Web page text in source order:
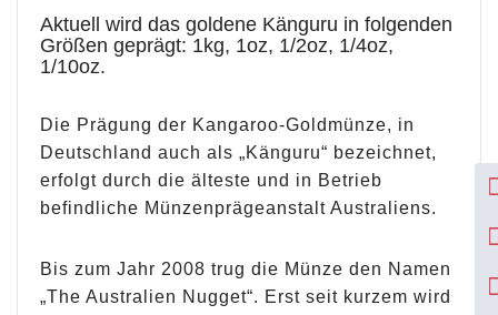
Aktuell wird das goldene Känguru in folgenden
Größen geprägt: 1kg, 1oz, 1/2oz, 1/4oz,
1/10oz.
Die Prägung der Kangaroo-Goldmünze, in
Deutschland auch als „Känguru“ bezeichnet,
erfolgt durch die älteste und in Betrieb
befindliche Münzenprägeanstalt Australiens.
Bis zum Jahr 2008 trug die Münze den Namen
„The Australien Nugget“. Erst seit kurzem wird